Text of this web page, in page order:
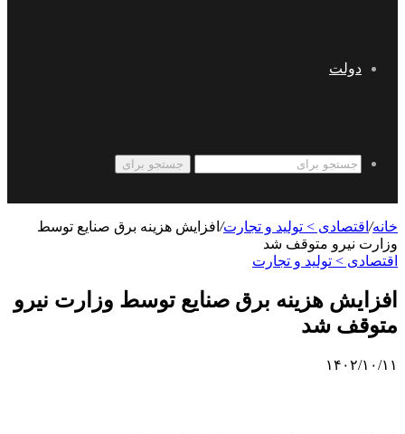
دولت
جستجو برای
خانه/ اقتصادی > تولید و تجارت/ افزایش هزینه برق صنایع توسط
وزارت نیرو متوقف شد
اقتصادی > تولید و تجارت
افزایش هزینه برق صنایع توسط وزارت نیرو
متوقف شد
۱۴۰۲/۱۰/۱۱